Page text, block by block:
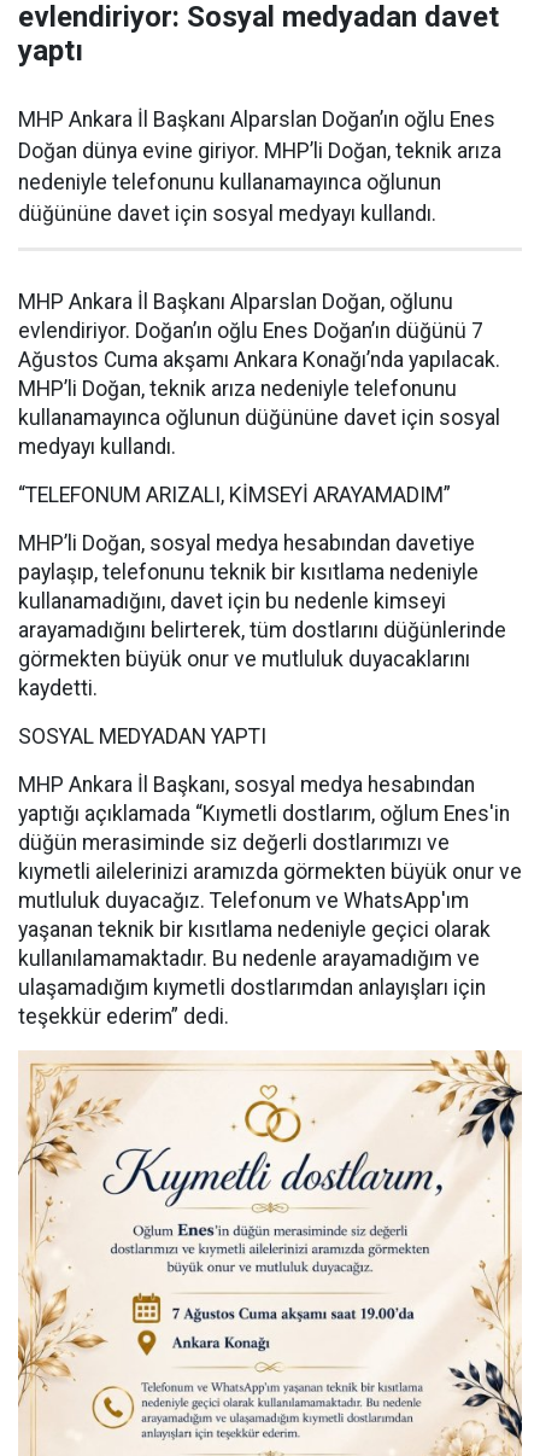
evlendiriyor: Sosyal medyadan davet
yaptı
MHP Ankara İl Başkanı Alparslan Doğan’ın oğlu Enes
Doğan dünya evine giriyor. MHP’li Doğan, teknik arıza
nedeniyle telefonunu kullanamayınca oğlunun
düğününe davet için sosyal medyayı kullandı.
MHP Ankara İl Başkanı Alparslan Doğan, oğlunu
evlendiriyor. Doğan’ın oğlu Enes Doğan’ın düğünü 7
Ağustos Cuma akşamı Ankara Konağı’nda yapılacak.
MHP’li Doğan, teknik arıza nedeniyle telefonunu
kullanamayınca oğlunun düğününe davet için sosyal
medyayı kullandı.
“TELEFONUM ARIZALI, KİMSEYİ ARAYAMADIM”
MHP’li Doğan, sosyal medya hesabından davetiye
paylaşıp, telefonunu teknik bir kısıtlama nedeniyle
kullanamadığını, davet için bu nedenle kimseyi
arayamadığını belirterek, tüm dostlarını düğünlerinde
görmekten büyük onur ve mutluluk duyacaklarını
kaydetti.
SOSYAL MEDYADAN YAPTI
MHP Ankara İl Başkanı, sosyal medya hesabından
yaptığı açıklamada “Kıymetli dostlarım, oğlum Enes'in
düğün merasiminde siz değerli dostlarımızı ve
kıymetli ailelerinizi aramızda görmekten büyük onur ve
mutluluk duyacağız. Telefonum ve WhatsApp'ım
yaşanan teknik bir kısıtlama nedeniyle geçici olarak
kullanılamamaktadır. Bu nedenle arayamadığım ve
ulaşamadığım kıymetli dostlarımdan anlayışları için
teşekkür ederim” dedi.